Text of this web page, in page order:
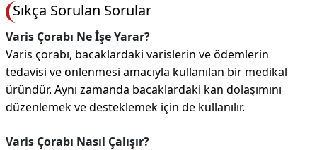
Sıkça Sorulan Sorular
Varis Çorabı Ne İşe Yarar?
Varis çorabı, bacaklardaki varislerin ve ödemlerin
tedavisi ve önlenmesi amacıyla kullanılan bir medikal
üründür. Aynı zamanda bacaklardaki kan dolaşımını
düzenlemek ve desteklemek için de kullanılır.
Varis Çorabı Nasıl Çalışır?